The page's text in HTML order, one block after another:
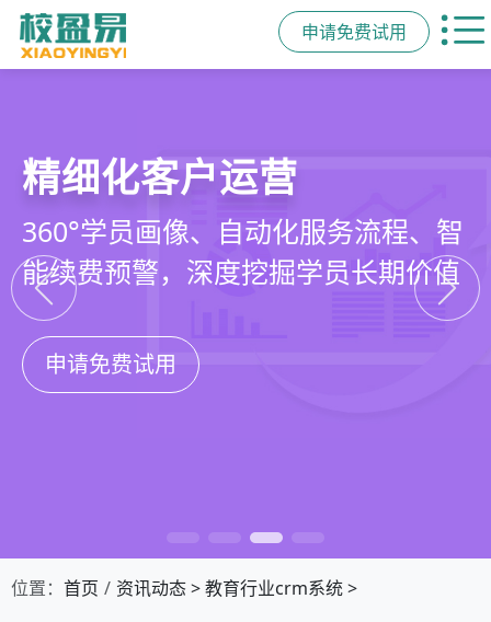
申请免费试用
教培行业CRM
以学员为中心，打通从引流、转化、
教学到复购转介绍的全生命周期增长
引擎
申请免费试用
智能销售漏斗
线索自动分配、标准化跟单、试听转
化分析，打造高绩效招生团队
申请免费试用
精细化客户运营
360°学员画像、自动化服务流程、智
能续费预警，深度挖掘学员长期价值
申请免费试用
私域招生与裂变
集成企微SCRM、小程序商城、丰富
裂变工具，实现低成本口碑增长
申请免费试用
位置： 首页 资讯动态>教育行业crm系统>